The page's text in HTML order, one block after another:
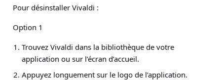
Pour désinstaller Vivaldi :
Option 1
Trouvez Vivaldi dans la bibliothèque de votre
application ou sur l’écran d’accueil.
Appuyez longuement sur le logo de l’application.